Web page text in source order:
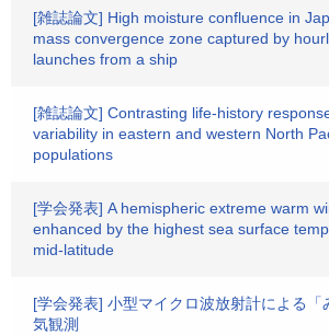
[雑誌論文] High moisture confluence in
mass convergence zone captured by
launches from a ship
[雑誌論文] Contrasting life-history
variability in eastern and western North
populations
[学会発表] A hemispheric extreme warm
enhanced by the highest sea surface
mid-latitude
[学会発表] 小型マイクロ波放射計による「
気観測